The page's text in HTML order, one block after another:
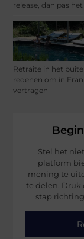
release, dan pas
Retraite in het
redenen om in
vertragen
Stel het
platform
mening te
te delen. Druk
stap